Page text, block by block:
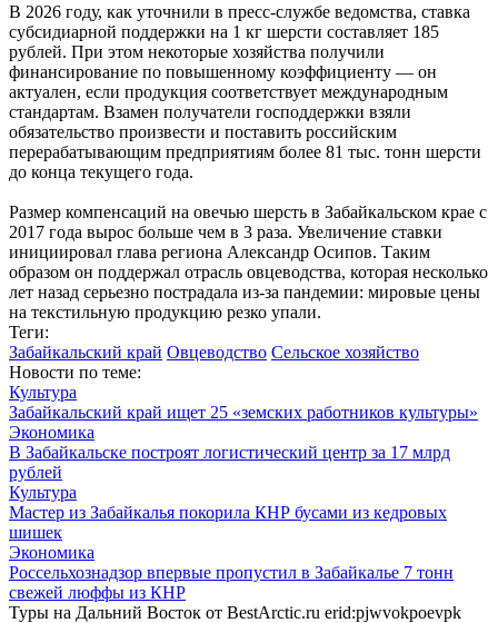
В 2026 году, как уточнили в пресс-службе ведомства, ставка
субсидиарной поддержки на 1 кг шерсти составляет 185
рублей. При этом некоторые хозяйства получили
финансирование по повышенному коэффициенту — он
актуален, если продукция соответствует международным
стандартам. Взамен получатели господдержки взяли
обязательство произвести и поставить российским
перерабатывающим предприятиям более 81 тыс. тонн шерсти
до конца текущего года.
Размер компенсаций на овечью шерсть в Забайкальском крае с
2017 года вырос больше чем в 3 раза. Увеличение ставки
инициировал глава региона Александр Осипов. Таким
образом он поддержал отрасль овцеводства, которая несколько
лет назад серьезно пострадала из-за пандемии: мировые цены
на текстильную продукцию резко упали.
Теги:
Забайкальский край Овцеводство Сельское хозяйство
Новости по теме:
Культура
Забайкальский край ищет 25 «земских работников культуры»
Экономика
В Забайкальске построят логистический центр за 17 млрд
рублей
Культура
Мастер из Забайкалья покорила КНР бусами из кедровых
шишек
Экономика
Россельхознадзор впервые пропустил в Забайкалье 7 тонн
свежей люффы из КНР
Туры на Дальний Восток от BestArctic.ru erid:pjwvokpoevpk